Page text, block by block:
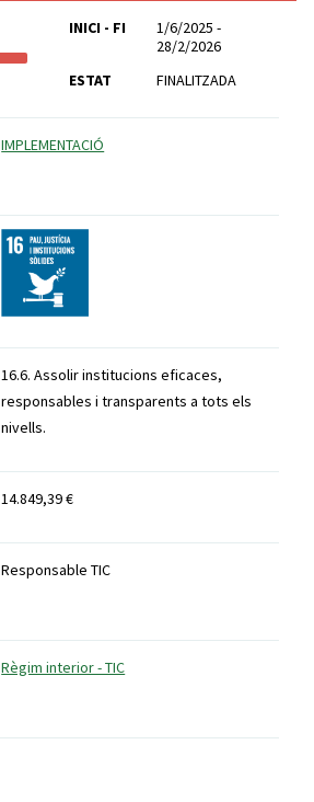
INICI - FI
1/6/2025 -
28/2/2026
ESTAT
FINALITZADA
IMPLEMENTACIÓ
16.6. Assolir institucions eficaces,
responsables i transparents a tots els
nivells.
14.849,39 €
Responsable TIC
Règim interior - TIC